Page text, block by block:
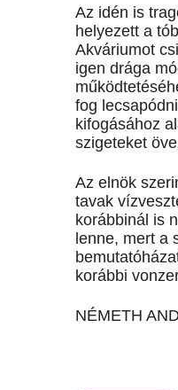
Az idén is
helyezett a
Akváriumot
igen drága
fog
kifogásához
szigeteket
Az elnök
tavak
korábbinál is
lenne, mert a
korábbi
NÉMETH